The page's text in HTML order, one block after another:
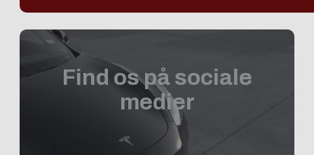
Find os på sociale
medier